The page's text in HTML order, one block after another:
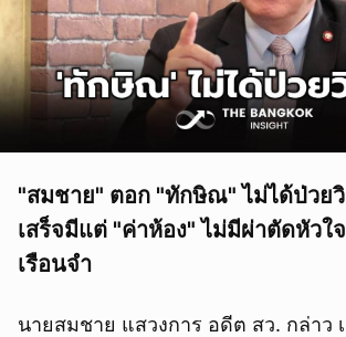
"สมชาย" ตอก "ทักษิณ" ไม่ได้ป่วย
เสร็จมีแต่ "ค่าห้อง" ไม่มีผ่าตัดหัวใ
เรือนจำ
นายสมชาย แสวงการ อดีต สว. กล่าว